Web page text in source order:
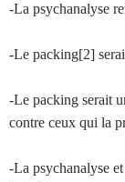
-La psychanalyse
-Le packing[2]
-Le packing serait
contre ceux qui la
-La psychanalyse